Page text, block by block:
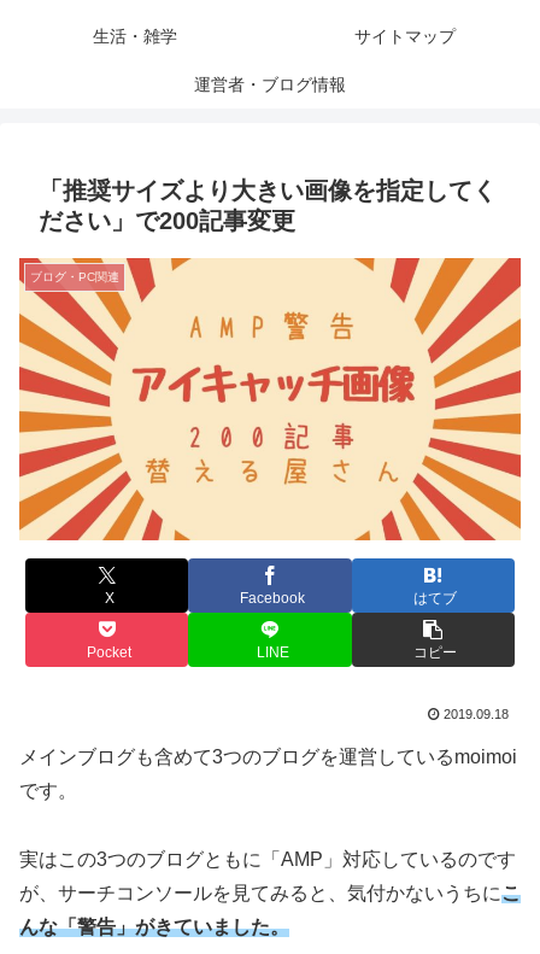
生活・雑学 サイトマップ
運営者・ブログ情報
「推奨サイズより大きい画像を指定してく
ださい」で200記事変更
ブログ・PC関連
X Facebook はてブ
Pocket LINE コピー
2019.09.18
メインブログも含めて3つのブログを運営しているmoimoi
です。
実はこの3つのブログともに「AMP」対応しているのです
が、サーチコンソールを見てみると、気付かないうちにこ
んな「警告」がきていました。